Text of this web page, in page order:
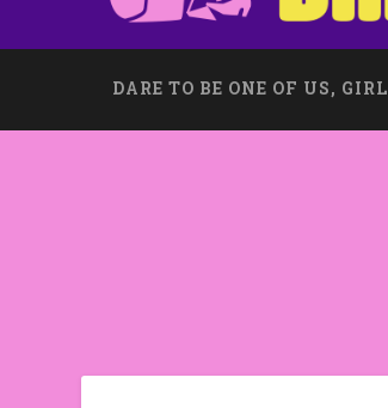
DARE TO BE ONE OF US, GIRL